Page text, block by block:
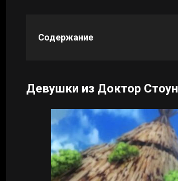
Содержание
Девушки из Доктор Стоун